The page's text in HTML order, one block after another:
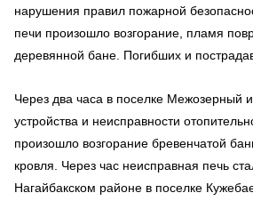
нарушения правил пожарной
печи произошло возгорание, пламя
деревянной бане. Погибших и
Через два часа в поселке Межозерный
устройства и неисправности
произошло возгорание бревенчатой
кровля. Через час неисправная печь
Нагайбакском районе в поселке